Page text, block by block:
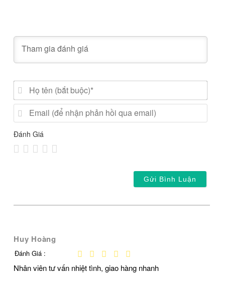
(bắt
Email
Đánh Giá
Huy Hoàng
Đánh Giá :
Nhân viên tư vấn nhiệt tình, giao hàng nhanh